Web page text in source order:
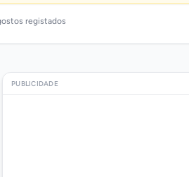
registados
PUBLICIDADE